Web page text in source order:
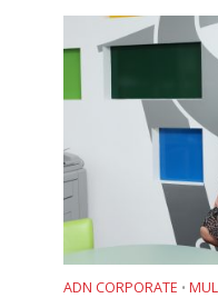
ADN CORPORATE •